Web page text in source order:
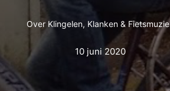
Over Klingelen, Klanken &
10 juni 2020